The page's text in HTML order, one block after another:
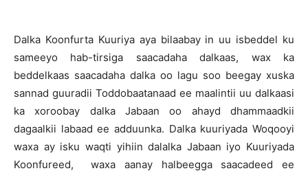
Dalka Koonfurta Kuuriya aya bilaabay in uu isbeddel ku
sameeyo hab-tirsiga saacadaha dalkaas, wax ka
beddelkaas saacadaha dalka oo lagu soo beegay xuska
sannad guuradii Toddobaatanaad ee maalintii uu dalkaasi
ka xoroobay dalka Jabaan oo ahayd dhammaadkii
dagaalkii labaad ee adduunka. Dalka kuuriyada Woqooyi
waxa ay isku waqti yihiin dalalka Jabaan iyo Kuuriyada
Koonfureed, waxa aanay halbeegga saacadeed ee